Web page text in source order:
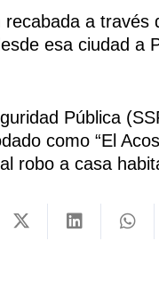
a
esa ciudad a
Pública
como “El
robo a casa